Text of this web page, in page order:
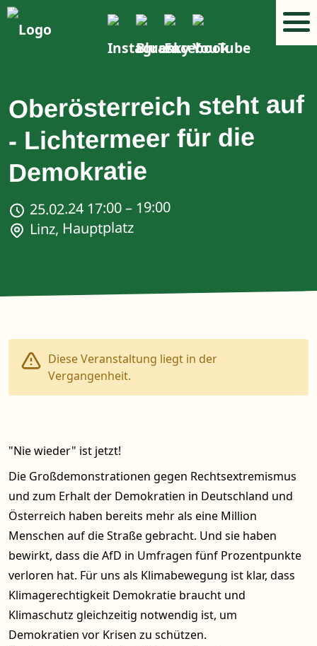
Oberösterreich steht auf
- Lichtermeer für die
Demokratie
25.02.24 17:00 – 19:00
Linz, Hauptplatz
Diese Veranstaltung liegt in der
Vergangenheit.
"Nie wieder" ist jetzt!
Die Großdemonstrationen gegen Rechtsextremismus
und zum Erhalt der Demokratien in Deutschland und
Österreich haben bereits mehr als eine Million
Menschen auf die Straße gebracht. Und sie haben
bewirkt, dass die AfD in Umfragen fünf Prozentpunkte
verloren hat. Für uns als Klimabewegung ist klar, dass
Klimagerechtigkeit Demokratie braucht und
Klimaschutz gleichzeitig notwendig ist, um
Demokratien vor Krisen zu schützen.